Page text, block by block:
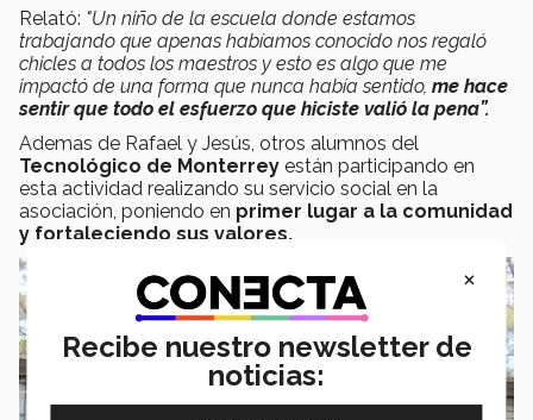
Relató: "Un niño de la escuela donde estamos
trabajando que apenas habíamos conocido nos regaló
chicles a todos los maestros y esto es algo que me
impactó de una forma que nunca había sentido, me hace
sentir que todo el esfuerzo que hiciste valió la pena”.
Ademas de Rafael y Jesús, otros alumnos del
Tecnológico de Monterrey están participando en
esta actividad realizando su servicio social en la
asociación, poniendo en primer lugar a la comunidad
y fortaleciendo sus valores.
×
Recibe nuestro newsletter de
noticias: